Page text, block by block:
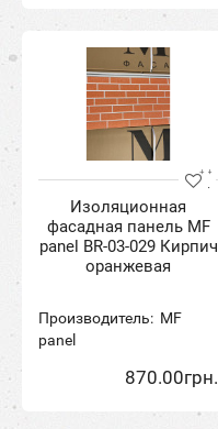
Изоляционная
фасадная панель MF
panel BR-03-029 Кирпич
оранжевая
Производитель: MF
panel
870.00грн.